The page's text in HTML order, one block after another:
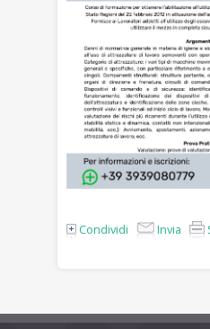
Condividi Invia